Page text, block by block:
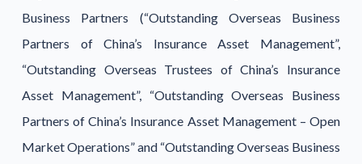
Business Partners (“Outstanding Overseas Business
Partners of China’s Insurance Asset Management”,
“Outstanding Overseas Trustees of China’s Insurance
Asset Management”, “Outstanding Overseas Business
Partners of China’s Insurance Asset Management – Open
Market Operations” and “Outstanding Overseas Business